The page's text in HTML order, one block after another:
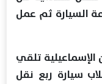
السيارة ثم عمل
تلقي
سيارة ربع نقل